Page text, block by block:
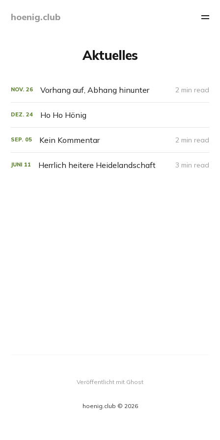
hoenig.club
Aktuelles
NOV. 26 Vorhang auf, Abhang hinunter 2 min read
DEZ. 24 Ho Ho Hönig
SEP. 05 Kein Kommentar 2 min read
JUNI 11 Herrlich heitere Heidelandschaft 3 min read
hoenig.club © 2026
Veröffentlicht mit Ghost